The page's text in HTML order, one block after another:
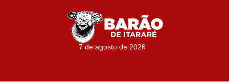
7 de agosto de 2026